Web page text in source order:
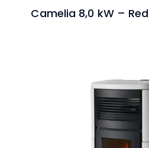
Camelia 8,0 kW – Red